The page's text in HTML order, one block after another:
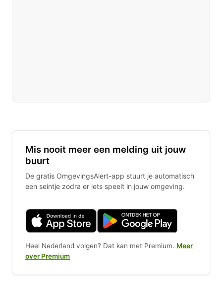
Mis nooit meer een melding uit jouw
buurt
De gratis OmgevingsAlert-app stuurt je automatisch
een seintje zodra er iets speelt in jouw omgeving.
Heel Nederland volgen? Dat kan met Premium. Meer
over Premium